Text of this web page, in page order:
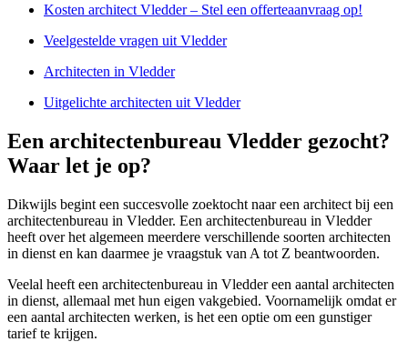
Kosten architect Vledder – Stel een offerteaanvraag op!
Veelgestelde vragen uit Vledder
Architecten in Vledder
Uitgelichte architecten uit Vledder
Een architectenbureau Vledder gezocht?
Waar let je op?
Dikwijls begint een succesvolle zoektocht naar een architect bij een
architectenbureau in Vledder. Een architectenbureau in Vledder
heeft over het algemeen meerdere verschillende soorten architecten
in dienst en kan daarmee je vraagstuk van A tot Z beantwoorden.
Veelal heeft een architectenbureau in Vledder een aantal architecten
in dienst, allemaal met hun eigen vakgebied. Voornamelijk omdat er
een aantal architecten werken, is het een optie om een gunstiger
tarief te krijgen.